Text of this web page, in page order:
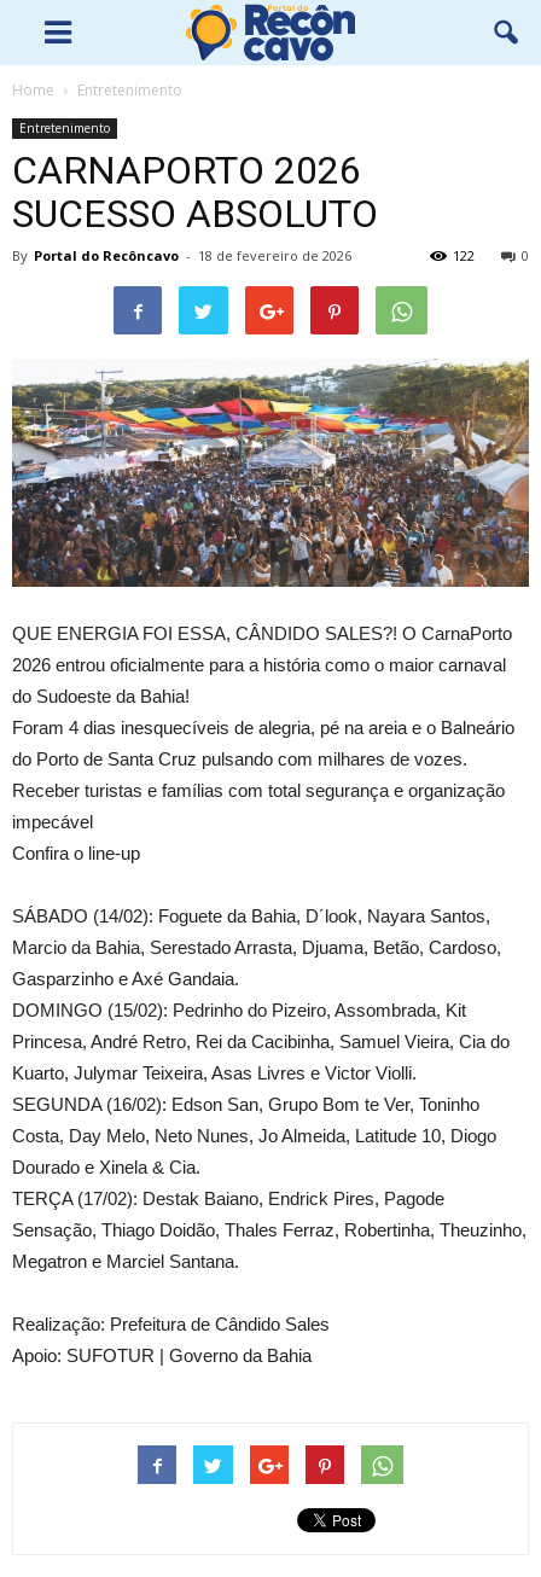
Home Entretenimento
Entretenimento
CARNAPORTO 2026
SUCESSO ABSOLUTO
By Portal do Recôncavo - 18 de fevereiro de 2026 0
122
QUE ENERGIA FOI ESSA, CÂNDIDO SALES?! O CarnaPorto
2026 entrou oficialmente para a história como o maior carnaval
do Sudoeste da Bahia!
Foram 4 dias inesquecíveis de alegria, pé na areia e o Balneário
do Porto de Santa Cruz pulsando com milhares de vozes.
Receber turistas e famílias com total segurança e organização
impecável
Confira o line-up
SÁBADO (14/02): Foguete da Bahia, D´look, Nayara Santos,
Marcio da Bahia, Serestado Arrasta, Djuama, Betão, Cardoso,
Gasparzinho e Axé Gandaia.
DOMINGO (15/02): Pedrinho do Pizeiro, Assombrada, Kit
Princesa, André Retro, Rei da Cacibinha, Samuel Vieira, Cia do
Kuarto, Julymar Teixeira, Asas Livres e Victor Violli.
SEGUNDA (16/02): Edson San, Grupo Bom te Ver, Toninho
Costa, Day Melo, Neto Nunes, Jo Almeida, Latitude 10, Diogo
Dourado e Xinela & Cia.
TERÇA (17/02): Destak Baiano, Endrick Pires, Pagode
Sensação, Thiago Doidão, Thales Ferraz, Robertinha, Theuzinho,
Megatron e Marciel Santana.
Realização: Prefeitura de Cândido Sales
Apoio: SUFOTUR | Governo da Bahia